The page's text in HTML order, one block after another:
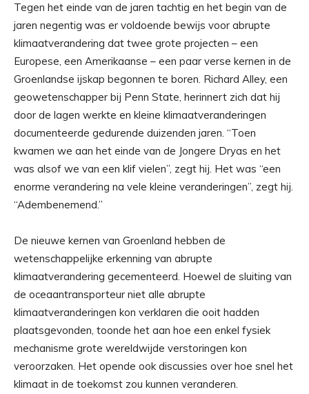
Tegen het einde van de jaren tachtig en het begin van de
jaren negentig was er voldoende bewijs voor abrupte
klimaatverandering dat twee grote projecten – een
Europese, een Amerikaanse – een paar verse kernen in de
Groenlandse ijskap begonnen te boren. Richard Alley, een
geowetenschapper bij Penn State, herinnert zich dat hij
door de lagen werkte en kleine klimaatveranderingen
documenteerde gedurende duizenden jaren. “Toen
kwamen we aan het einde van de Jongere Dryas en het
was alsof we van een klif vielen”, zegt hij. Het was “een
enorme verandering na vele kleine veranderingen”, zegt hij.
“Adembenemend.”
De nieuwe kernen van Groenland hebben de
wetenschappelijke erkenning van abrupte
klimaatverandering gecementeerd. Hoewel de sluiting van
de oceaantransporteur niet alle abrupte
klimaatveranderingen kon verklaren die ooit hadden
plaatsgevonden, toonde het aan hoe een enkel fysiek
mechanisme grote wereldwijde verstoringen kon
veroorzaken. Het opende ook discussies over hoe snel het
klimaat in de toekomst zou kunnen veranderen.